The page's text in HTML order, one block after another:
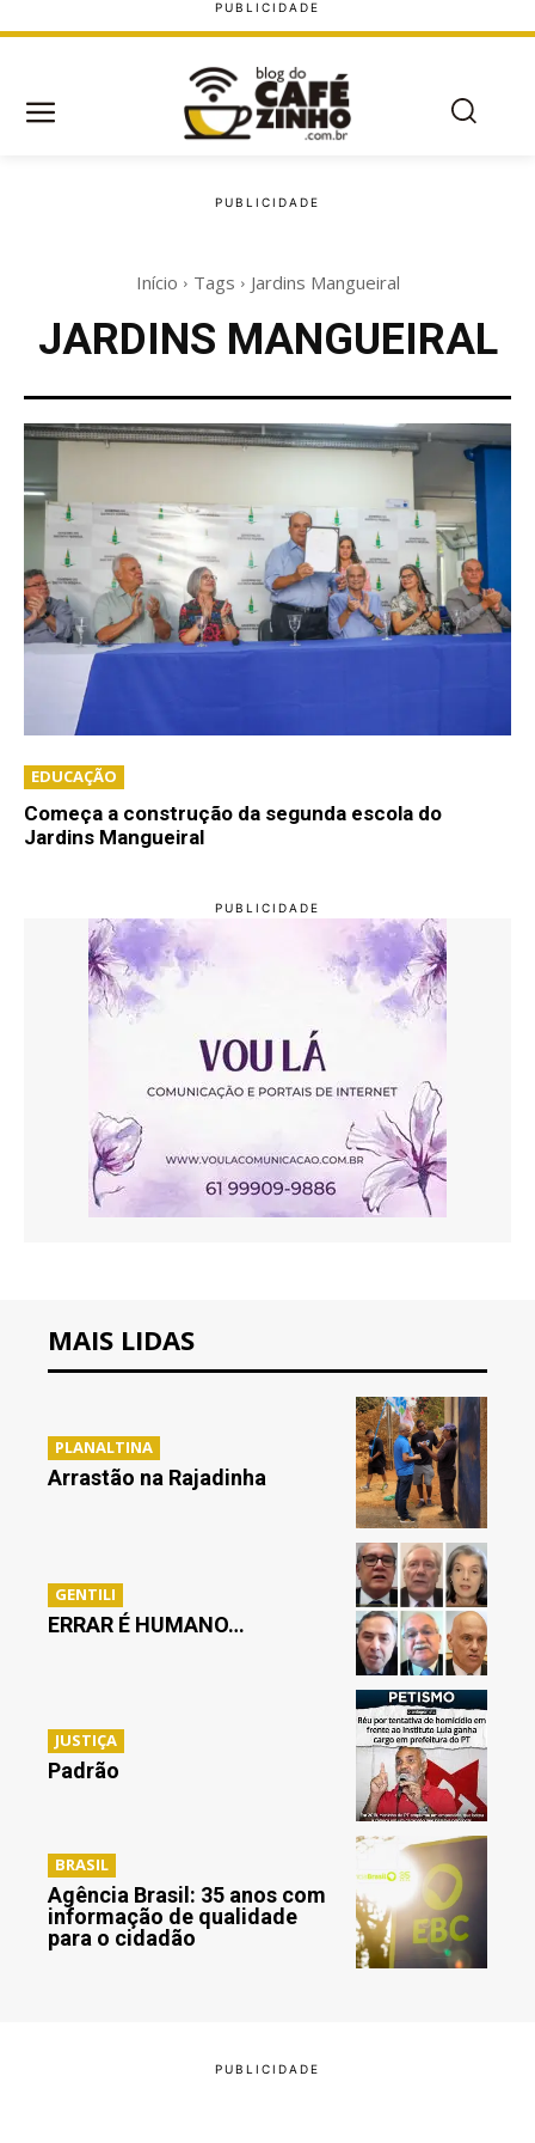
Início Tags Jardins Mangueiral
JARDINS MANGUEIRAL
EDUCAÇÃO
Começa a construção da segunda escola do
Jardins Mangueiral
MAIS LIDAS
PLANALTINA
Arrastão na Rajadinha
GENTILI
ERRAR É HUMANO…
JUSTIÇA
Padrão
BRASIL
Agência Brasil: 35 anos com
informação de qualidade
para o cidadão